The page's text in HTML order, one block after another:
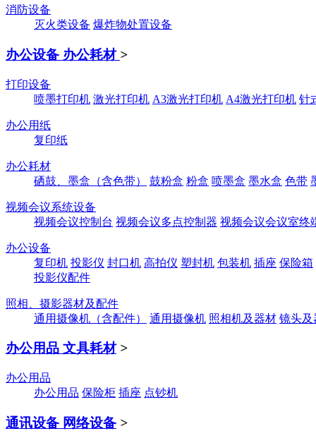
消防设备
灭火类设备 爆炸物处置设备
办公设备 办公耗材 >
打印设备
喷墨打印机 激光打印机 A3激光打印机 A4激光打印机 针
办公用纸
复印纸
办公耗材
硒鼓、墨盒（含色带）
鼓粉盒 粉盒 喷墨盒 墨水盒 色带
视频会议系统设备
视频会议控制台 视频会议多点控制器 视频会议会议室终
办公设备
复印机 投影仪 封口机 高拍仪 塑封机 包装机 插座 保险箱
投影仪配件
照相、摄影器材及配件
通用摄像机（含配件）
通用摄像机 照相机及器材 镜头及
办公用品 文具耗材 >
办公用品
办公用品 保险柜 插座 点钞机
通讯设备 网络设备 >